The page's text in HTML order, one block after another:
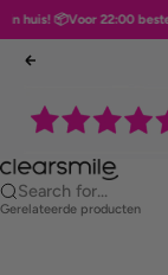
huis! 📦Voor 22:00
Previous
Clearsmile
Search for...
Gerelateerde producten